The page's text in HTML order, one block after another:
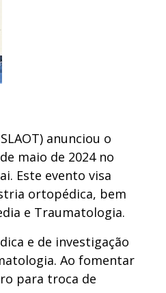
anunciou o
maio de 2024 no
Este evento visa
ortopédica, bem
e Traumatologia.
e de investigação
Ao fomentar
para troca de